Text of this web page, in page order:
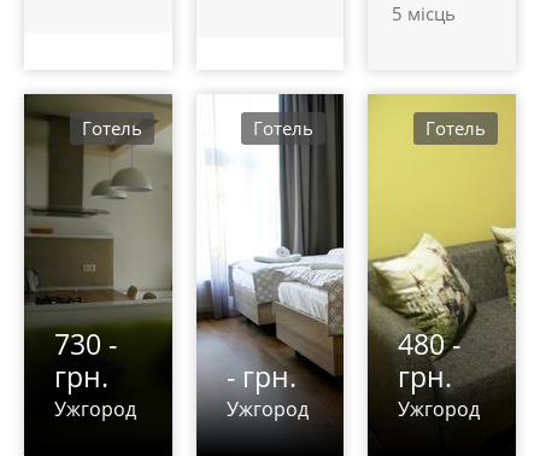
5 місць
730 -
грн.
Ужгород
Готель
- грн.
Ужгород
Готель
480 -
грн.
Ужгород
Готель